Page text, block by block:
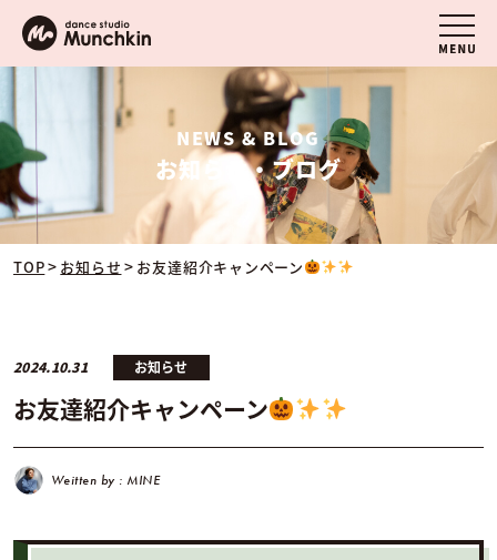
NEWS & BLOG
お知らせ・ブログ
TOP> お知らせ > お友達紹介キャンペーン
2024.10.31 お知らせ
お友達紹介キャンペーン
Weitten by : MINE